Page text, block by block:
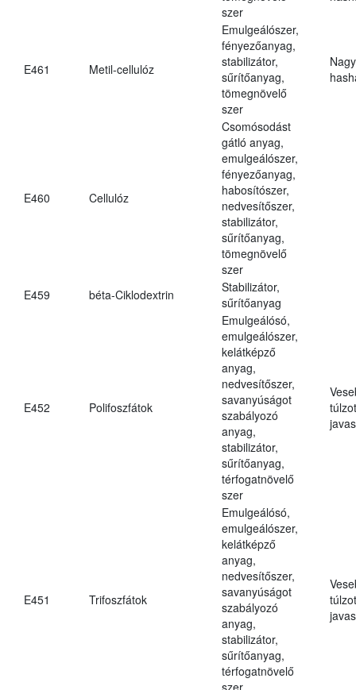
szer
E461 Metil-cellulóz
Emulgeálószer,
fényezőanyag,
stabilizátor,
sűrítőanyag,
tömegnövelő
szer
E460 Cellulóz
Csomósodást
gátló anyag,
emulgeálószer,
fényezőanyag,
habosítószer,
nedvesítőszer,
stabilizátor,
sűrítőanyag,
tömegnövelő
szer
E459
béta-Ciklodextrin
Stabilizátor,
sűrítőanyag
E452 Polifoszfátok
Emulgeálósó,
emulgeálószer,
kelátképző
anyag,
nedvesítőszer,
savanyúságot
szabályozó
anyag,
stabilizátor,
sűrítőanyag,
térfogatnövelő
szer
E451 Trifoszfátok
Emulgeálósó,
emulgeálószer,
kelátképző
anyag,
nedvesítőszer,
savanyúságot
szabályozó
anyag,
stabilizátor,
sűrítőanyag,
térfogatnövelő
szer